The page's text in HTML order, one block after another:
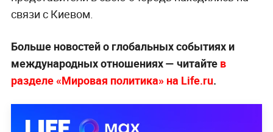
связи с Киевом.
Больше новостей о глобальных событиях и
международных отношениях — читайте в
разделе «Мировая политика» на Life.ru.